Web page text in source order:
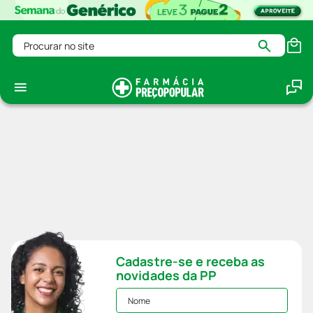
Procurar no site
Cadastre-se e receba as
novidades da PP